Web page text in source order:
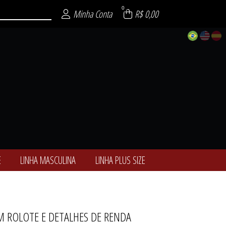
Minha Conta 0 R$ 0,00
LINHA MASCULINA LINHA PLUS SIZE
E DETALHES DE RENDA